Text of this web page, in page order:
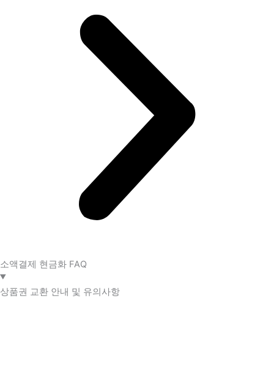
소액결제 현금화 FAQ​
상품권 교환 안내 및 유의사항